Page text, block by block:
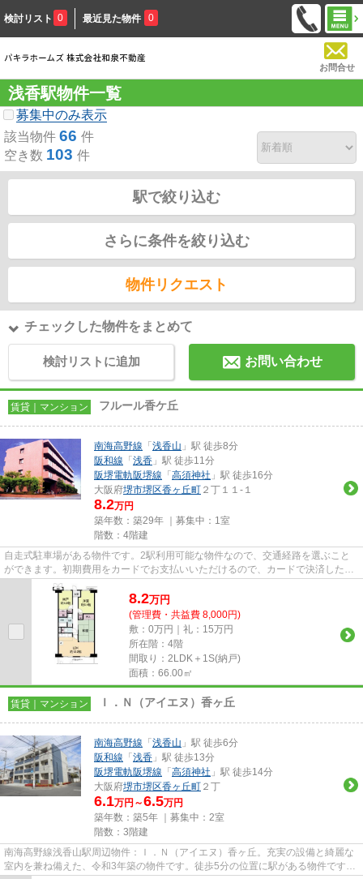
検討リスト 0 最近見た物件 0
お問合せ
浅香駅物件一覧
募集中のみ表示
該当物件 66 件
空き数 103 件
駅で絞り込む
さらに条件を絞り込む
物件リクエスト
チェックした物件をまとめて
検討リストに追加 お問い合わせ
賃貸｜マンション フルール香ケ丘
南海高野線 「 浅香山 」駅 徒歩8分
阪和線 「 浅香 」駅 徒歩11分
阪堺電軌阪堺線 「 高須神社 」駅 徒歩16分
大阪府堺市堺区香ヶ丘町 ２丁１１-１
8.2万円
築年数：築29年 ｜募集中： 1室
階数：4階建
自走式駐車場がある物件です。2駅利用可能な物件なので、交通経路を選ぶこと
ができます。初期費用をカードでお支払いいただけるので、カードで決済したい
方にもおすすめです。造りとデ...
8.2万円
(管理費・共益費 8,000円)
敷：0万円｜礼：15万円
所在階：4階
間取り：2LDK＋1S(納戸)
面積：66.00㎡
賃貸｜マンション Ｉ．Ｎ（アイエヌ）香ヶ丘
南海高野線 「 浅香山 」駅 徒歩6分
阪和線 「 浅香 」駅 徒歩13分
阪堺電軌阪堺線 「 高須神社 」駅 徒歩14分
大阪府堺市堺区香ヶ丘町 ２丁
6.1万円～6.5万円
築年数：築5年 ｜募集中： 2室
階数：3階建
南海高野線浅香山駅周辺物件：Ｉ．Ｎ（アイエヌ）香ヶ丘。充実の設備と綺麗な
室内を兼ね備えた、令和3年築の物件です。徒歩5分の位置に駅がある物件です。